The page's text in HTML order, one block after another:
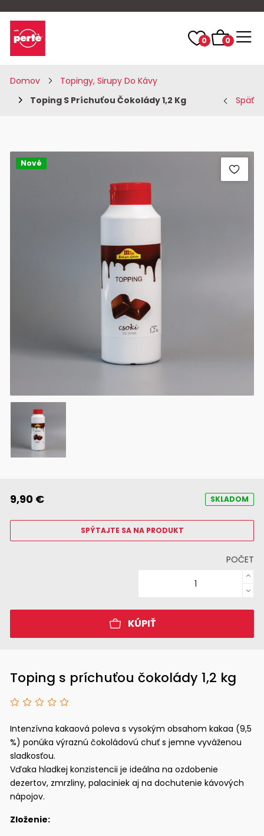
0 0
Domov
Topingy, Sirupy Do Kávy
Toping S Príchuťou Čokolády 1,2 Kg
Späť
Nové
Toping s príchuťou čokolády 1,2 kg
Intenzívna kakaová poleva s vysokým obsahom kakaa (9,5
%) ponúka výraznú čokoládovú chuť s jemne vyváženou
sladkosťou.
Vďaka hladkej konzistencii je ideálna na ozdobenie
dezertov, zmrzliny, palaciniek aj na dochutenie kávových
nápojov.
Zloženie:
9,90 € SKLADOM
SPÝTAJTE SA NA PRODUKT
POČET
KÚPIŤ